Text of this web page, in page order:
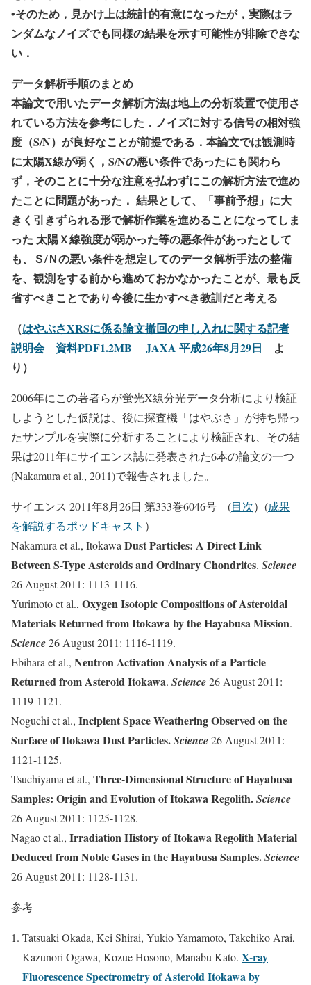
•そのため，見かけ上は統計的有意になったが，実際はラ
ンダムなノイズでも同様の結果を示す可能性が排除できな
い．
データ解析手順のまとめ
本論文で用いたデータ解析方法は地上の分析装置で使用さ
れている方法を参考にした．ノイズに対する信号の相対強
度（S/N）が良好なことが前提である．本論文では観測時
に太陽X線が弱く，S/Nの悪い条件であったにも関わら
ず，そのことに十分な注意を払わずにこの解析方法で進め
たことに問題があった． 結果として、「事前予想」に大
きく引きずられる形で解析作業を進めることになってしま
った 太陽Ｘ線強度が弱かった等の悪条件があったとして
も、Ｓ/Ｎの悪い条件を想定してのデータ解析手法の整備
を、観測をする前から進めておかなかったことが、最も反
省すべきことであり今後に生かすべき教訓だと考える
（はやぶさXRSに係る論文撤回の申し入れに関する記者
説明会 資料PDF1.2MB JAXA 平成26年8月29日 よ
り）
2006年にこの著者らが蛍光X線分光データ分析により検証
しようとした仮説は、後に探査機「はやぶさ」が持ち帰っ
たサンプルを実際に分析することにより検証され、その結
果は2011年にサイエンス誌に発表された6本の論文の一つ
(Nakamura et al., 2011)で報告されました。
サイエンス 2011年8月26日 第333巻6046号 (目次） (成果
を解説するポッドキャスト ）
Nakamura et al., Itokawa Dust Particles: A Direct Link
Between S-Type Asteroids and Ordinary Chondrites. Science
26 August 2011: 1113-1116.
Yurimoto et al., Oxygen Isotopic Compositions of Asteroidal
Materials Returned from Itokawa by the Hayabusa Mission.
Science26 August 2011: 1116-1119.
Ebihara et al., Neutron Activation Analysis of a Particle
Returned from Asteroid Itokawa. Science26 August 2011:
1119-1121.
Noguchi et al., Incipient Space Weathering Observed on the
Surface of Itokawa Dust Particles.Science26 August 2011:
1121-1125.
Tsuchiyama et al., Three-Dimensional Structure of Hayabusa
Samples: Origin and Evolution of Itokawa Regolith.Science
26 August 2011: 1125-1128.
Nagao et al., Irradiation History of Itokawa Regolith Material
Deduced from Noble Gases in the Hayabusa Samples.Science
26 August 2011: 1128-1131.
参考
Tatsuaki Okada, Kei Shirai, Yukio Yamamoto, Takehiko Arai,
Kazunori Ogawa, Kozue Hosono, Manabu Kato. X-ray
Fluorescence Spectrometry of Asteroid Itokawa by